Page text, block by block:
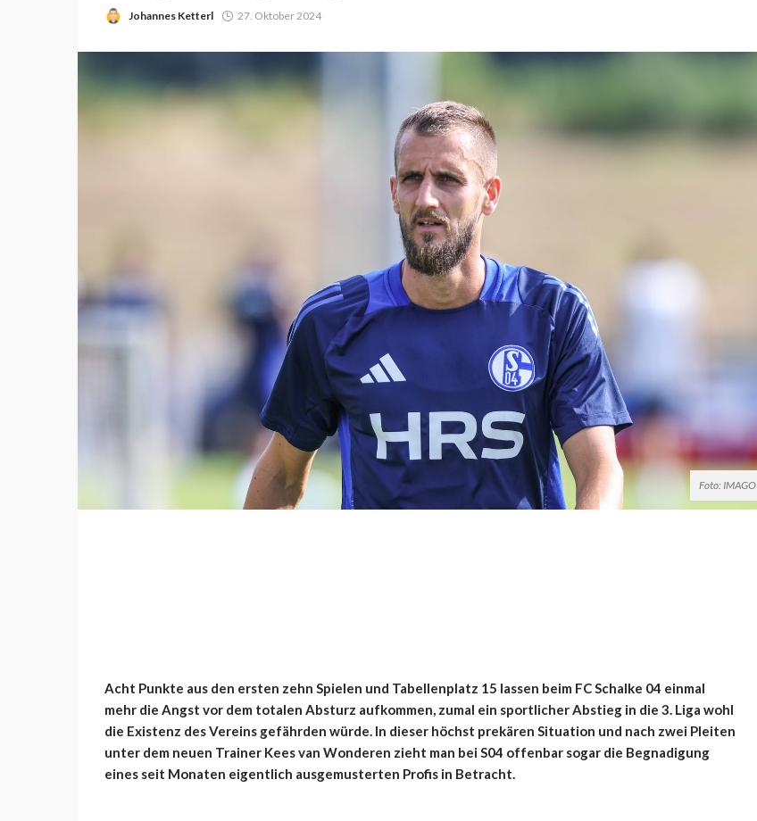
Johannes Ketterl 27. Oktober 2024
Foto: IMAGO
Acht Punkte aus den ersten zehn Spielen und Tabellenplatz 15 lassen beim FC Schalke 04 einmal
mehr die Angst vor dem totalen Absturz aufkommen, zumal ein sportlicher Abstieg in die 3. Liga wohl
die Existenz des Vereins gefährden würde. In dieser höchst prekären Situation und nach zwei Pleiten
unter dem neuen Trainer Kees van Wonderen zieht man bei S04 offenbar sogar die Begnadigung
eines seit Monaten eigentlich ausgemusterten Profis in Betracht.